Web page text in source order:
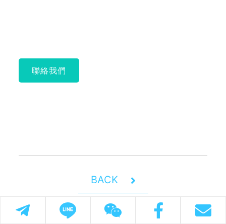
聯絡我們
BACK